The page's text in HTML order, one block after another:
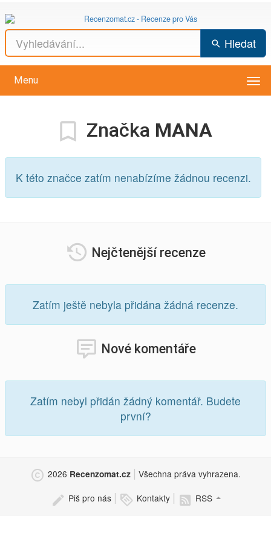
Hledat
Menu
Značka MANA
K této značce zatím nenabízíme žádnou recenzi.
Nejčtenější recenze
Zatím ještě nebyla přidána žádná recenze.
Nové komentáře
Zatím nebyl přidán žádný komentář. Budete
první?
2026 Recenzomat.cz | Všechna práva vyhrazena.
Piš pro nás | Kontakty | RSS